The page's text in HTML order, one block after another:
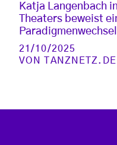
Katja Langenbach
Theaters beweist
21/10/2025
VON